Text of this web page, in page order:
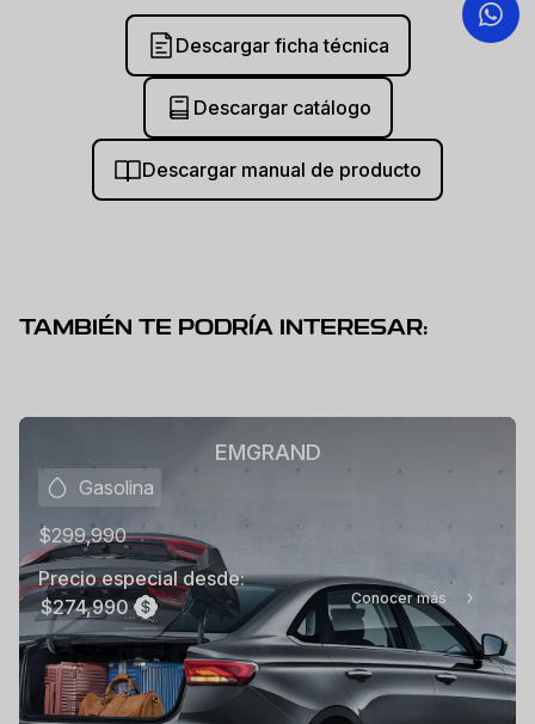
Descargar ficha técnica
Descargar catálogo
Descargar manual de producto
TAMBIÉN TE PODRÍA INTERESAR:
EMGRAND
Gasolina
$299,990
Precio especial desde:
$274,990
Conocer más